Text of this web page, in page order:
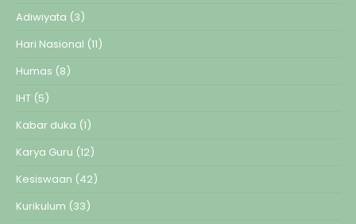
Adiwiyata (3)
Hari Nasional (11)
Humas (8)
IHT (5)
Kabar duka (1)
Karya Guru (12)
Kesiswaan (42)
Kurikulum (33)